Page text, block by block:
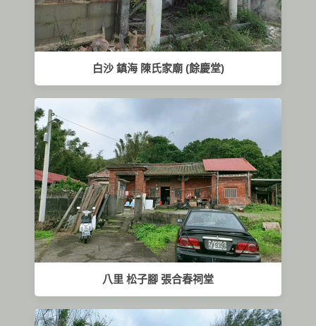
白沙 鎮海 陳氏家廟 (餘慶堂)
八里 松子腳 張合春祠堂